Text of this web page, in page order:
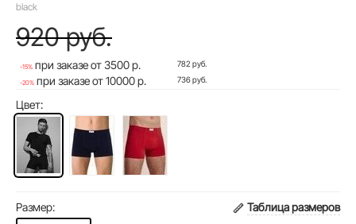
black
920 руб.
-15% при заказе от 3500 р. 782 руб.
-20% при заказе от 10000 р. 736 руб.
Цвет:
Размер: Таблица размеров